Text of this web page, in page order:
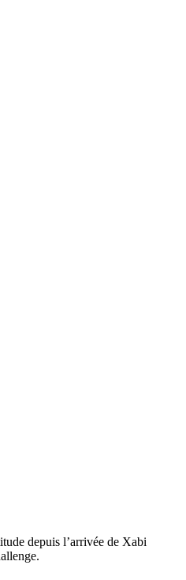
depuis l’arrivée de Xabi